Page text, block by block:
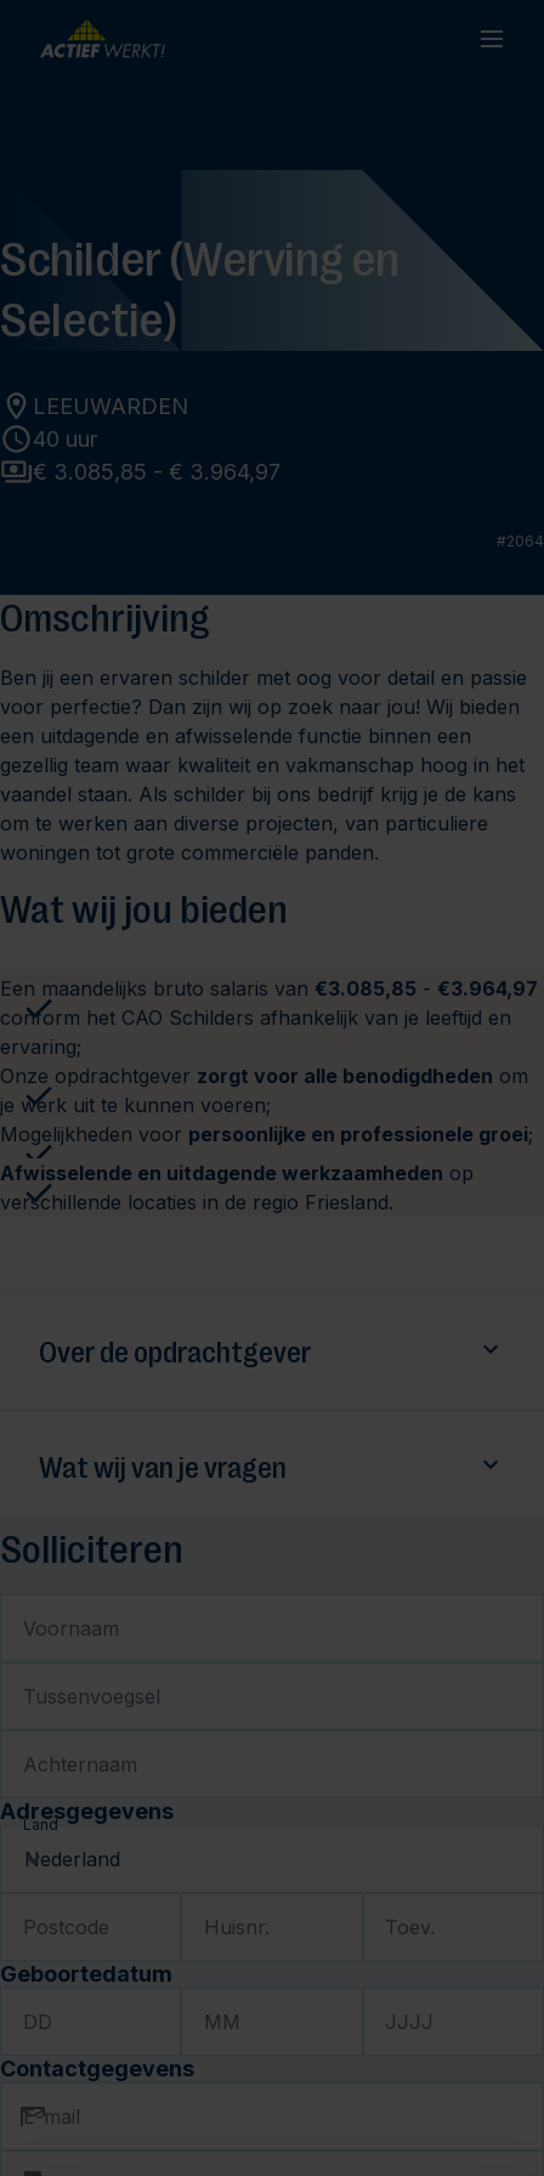
Schilder (Werving en
Selectie)
LEEUWARDEN
40 uur
€ 3.085,85 - € 3.964,97
#2064
Omschrijving
Ben jij een ervaren schilder met oog voor detail en passie
voor perfectie? Dan zijn wij op zoek naar jou! Wij bieden
een uitdagende en afwisselende functie binnen een
gezellig team waar kwaliteit en vakmanschap hoog in het
vaandel staan. Als schilder bij ons bedrijf krijg je de kans
om te werken aan diverse projecten, van particuliere
woningen tot grote commerciële panden.
Wat wij jou bieden
Een maandelijks bruto salaris van €3.085,85 - €3.964,97
conform het CAO Schilders afhankelijk van je leeftijd en
ervaring;
Onze opdrachtgever zorgt voor alle benodigdheden om
je werk uit te kunnen voeren;
Mogelijkheden voor persoonlijke en professionele groei;
Afwisselende en uitdagende werkzaamheden op
verschillende locaties in de regio Friesland.
Over de opdrachtgever
Wat wij van je vragen
Solliciteren
Voornaam
Tussenvoegsel
Achternaam
Adresgegevens
Land
Postcode Huisnr. Toev.
Geboortedatum
DD MM JJJJ
Contactgegevens
E-mail